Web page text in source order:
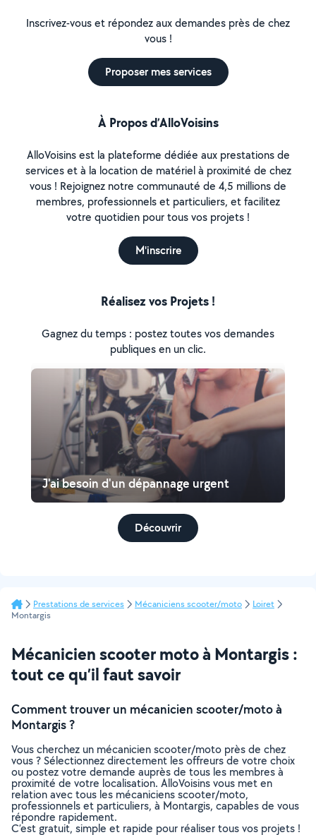
Inscrivez-vous et répondez aux demandes près de chez
vous !
Proposer mes services
À Propos d’AlloVoisins
AlloVoisins est la plateforme dédiée aux prestations de
services et à la location de matériel à proximité de chez
vous ! Rejoignez notre communauté de 4,5 millions de
membres, professionnels et particuliers, et facilitez
votre quotidien pour tous vos projets !
M'inscrire
Réalisez vos Projets !
Gagnez du temps : postez toutes vos demandes
publiques en un clic.
J'ai besoin d'un dépannage urgent
Découvrir
Prestations de services Mécaniciens scooter/moto
Loiret
Montargis
Mécanicien scooter moto à Montargis :
tout ce qu’il faut savoir
Comment trouver un mécanicien scooter/moto à
Montargis ?
Vous cherchez un mécanicien scooter/moto près de chez
vous ? Sélectionnez directement les offreurs de votre choix
ou postez votre demande auprès de tous les membres à
proximité de votre localisation. AlloVoisins vous met en
relation avec tous les mécaniciens scooter/moto,
professionnels et particuliers, à Montargis, capables de vous
répondre rapidement.
C’est gratuit, simple et rapide pour réaliser tous vos projets !